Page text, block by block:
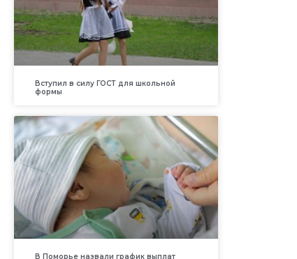
Вступил в силу ГОСТ для школьной
формы
В Поморье назвали график выплат